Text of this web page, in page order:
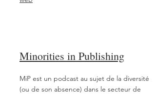
Minorities in Publishing
MiP est un podcast au sujet de la diversité
(ou de son absence) dans le secteur de